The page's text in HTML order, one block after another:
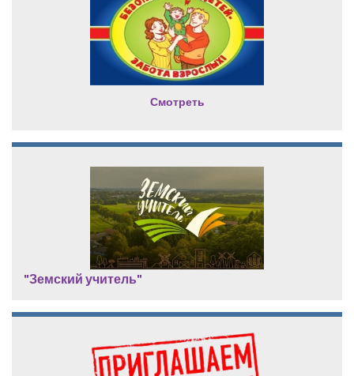
Смотреть
"Земский учитель"